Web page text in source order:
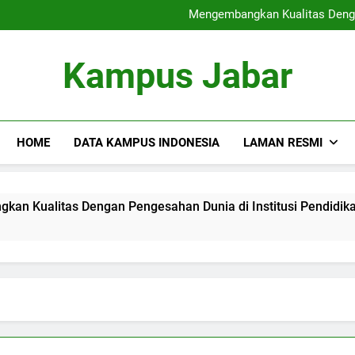
Mengembangkan Kualitas
Blended
Mengembangkan Kualitas
Blended
Kampus Jabar
HOME DATA KAMPUS INDONESIA LAMAN RESMI
Dengan Pengesahan Dunia di Institusi Pendidikan